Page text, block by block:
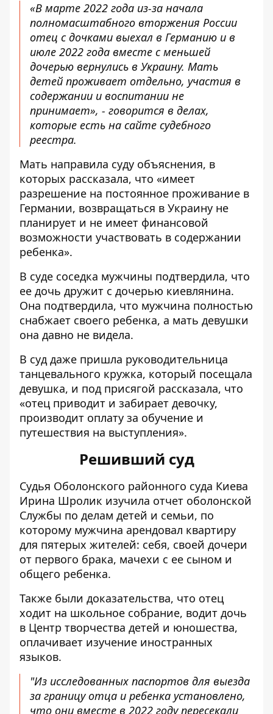
«В марте 2022 года из-за начала
полномасштабного вторжения России
отец с дочками выехал в Германию и в
июле 2022 года вместе с меньшей
дочерью вернулись в Украину. Мать
детей проживает отдельно, участия в
содержании и воспитании не
принимает», - говорится в делах,
которые есть на сайте судебного
реестра.
Мать направила суду объяснения, в
которых рассказала, что «имеет
разрешение на постоянное проживание в
Германии, возвращаться в Украину не
планирует и не имеет финансовой
возможности участвовать в содержании
ребенка».
В суде соседка мужчины подтвердила, что
ее дочь дружит с дочерью киевлянина.
Она подтвердила, что мужчина полностью
снабжает своего ребенка, а мать девушки
она давно не видела.
В суд даже пришла руководительница
танцевального кружка, который посещала
девушка, и под присягой рассказала, что
«отец приводит и забирает девочку,
производит оплату за обучение и
путешествия на выступления».
Решивший суд
Судья Оболонского районного суда Киева
Ирина Шролик изучила отчет оболонской
Службы по делам детей и семьи, по
которому мужчина арендовал квартиру
для пятерых жителей: себя, своей дочери
от первого брака, мачехи с ее сыном и
общего ребенка.
Также были доказательства, что отец
ходит на школьное собрание, водит дочь
в Центр творчества детей и юношества,
оплачивает изучение иностранных
языков.
"Из исследованных паспортов для выезда
за границу отца и ребенка установлено,
что они вместе в 2022 году пересекали